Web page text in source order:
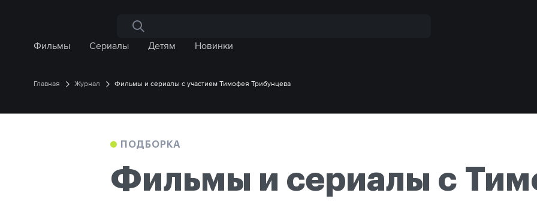
Поиск по сайту
Фильмы Сериалы Детям Новинки
Главная Журнал Фильмы и сериалы с участием Тимофея Трибунцева
ПОДБОРКА
Фильмы и сериалы с